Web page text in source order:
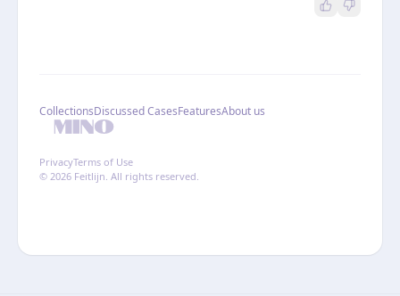
CollectionsDiscussed CasesFeaturesAbout us
PrivacyTerms of Use
© 2026 Feitlijn. All rights reserved.